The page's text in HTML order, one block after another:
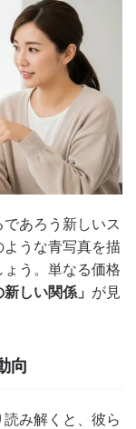
あろう新しいス
うな青写真を描
う。単なる価格
新しい関係」 が見
向
み解くと、彼ら